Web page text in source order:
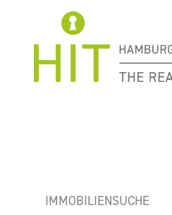
IMMOBILIENSUCHE
„ERICUS-